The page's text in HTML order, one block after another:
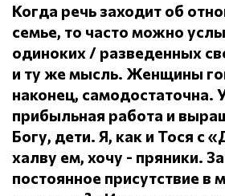
Когда речь заходит об
семье, то часто можно
одиноких / разведенных
и ту же мысль. Женщины
наконец, самодостаточна.
прибыльная работа и
Богу, дети. Я, как и Тося с
халву ем, хочу - пряники.
постоянное присутствие в